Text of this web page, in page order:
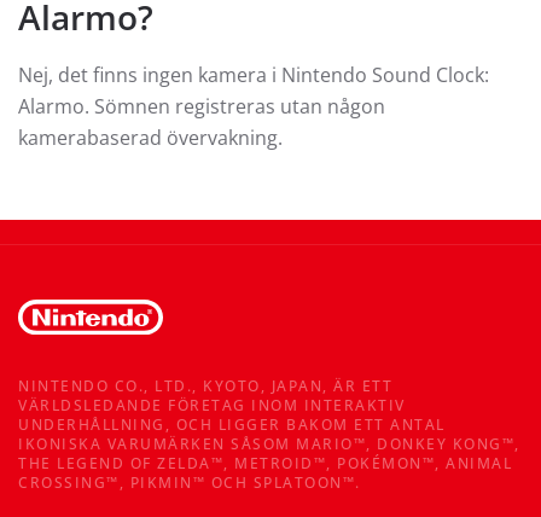
Alarmo?
Nej, det finns ingen kamera i Nintendo Sound Clock:
Alarmo. Sömnen registreras utan någon
kamerabaserad övervakning.
NINTENDO CO., LTD., KYOTO, JAPAN, ÄR ETT
VÄRLDSLEDANDE FÖRETAG INOM INTERAKTIV
UNDERHÅLLNING, OCH LIGGER BAKOM ETT ANTAL
IKONISKA VARUMÄRKEN SÅSOM MARIO™, DONKEY KONG™,
THE LEGEND OF ZELDA™, METROID™, POKÉMON™, ANIMAL
CROSSING™, PIKMIN™ OCH SPLATOON™.